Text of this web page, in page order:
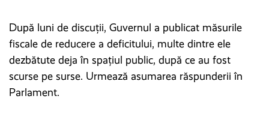
După luni de discuții, Guvernul a publicat măsurile
fiscale de reducere a deficitului, multe dintre ele
dezbătute deja în spațiul public, după ce au fost
scurse pe surse. Urmează asumarea răspunderii în
Parlament.